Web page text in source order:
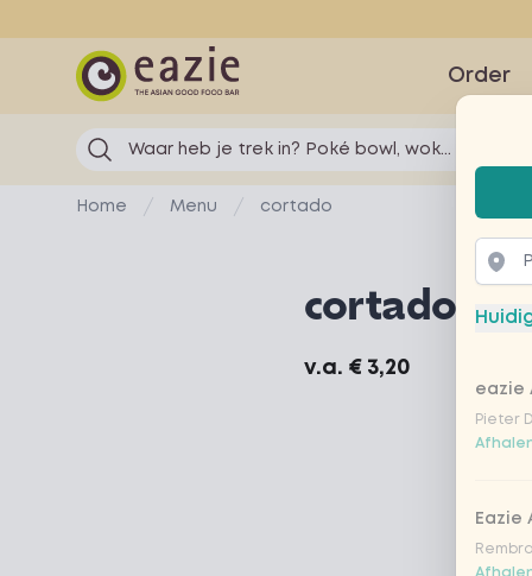
Eazie
Order
Waar heb je trek in? Poké bowl, wok...
Home Menu cortado
cortado
Product information
v.a. € 3,20
eazie
Pieter
Eazie